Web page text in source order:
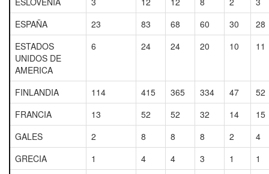
ESPAÑA
23 83 68 60 30
28
ESTADOS
UNIDOS DE
AMERICA
6 24 24 20 10 11
FINLANDIA 114 415 365 334 47
52
FRANCIA
13 52 52 32 14
15
GALES
2 8 8 8 2
4
GRECIA
1 4 4 3 1
1